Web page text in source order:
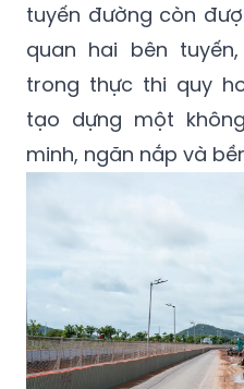
tuyến đường còn
quan hai bên
trong thực thi quy
tạo dựng một
minh, ngăn nắp và